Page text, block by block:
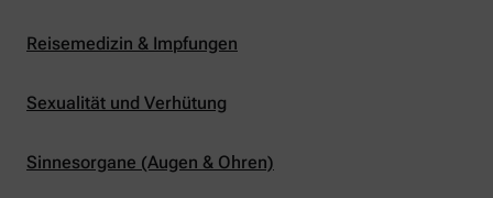
Reisemedizin & Impfungen
Sexualität und Verhütung
Sinnesorgane (Augen & Ohren)